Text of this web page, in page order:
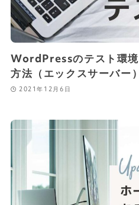
WordPressのテスト環
方法（エックスサーバー）
2021年12月6日